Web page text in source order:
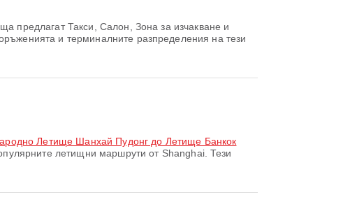
предлагат Такси, Салон, Зона за изчакване и
и терминалните разпределения на тези
Летище Шанхай Пудонг до Летище Банкок
летищни маршрути от Shanghai. Тези